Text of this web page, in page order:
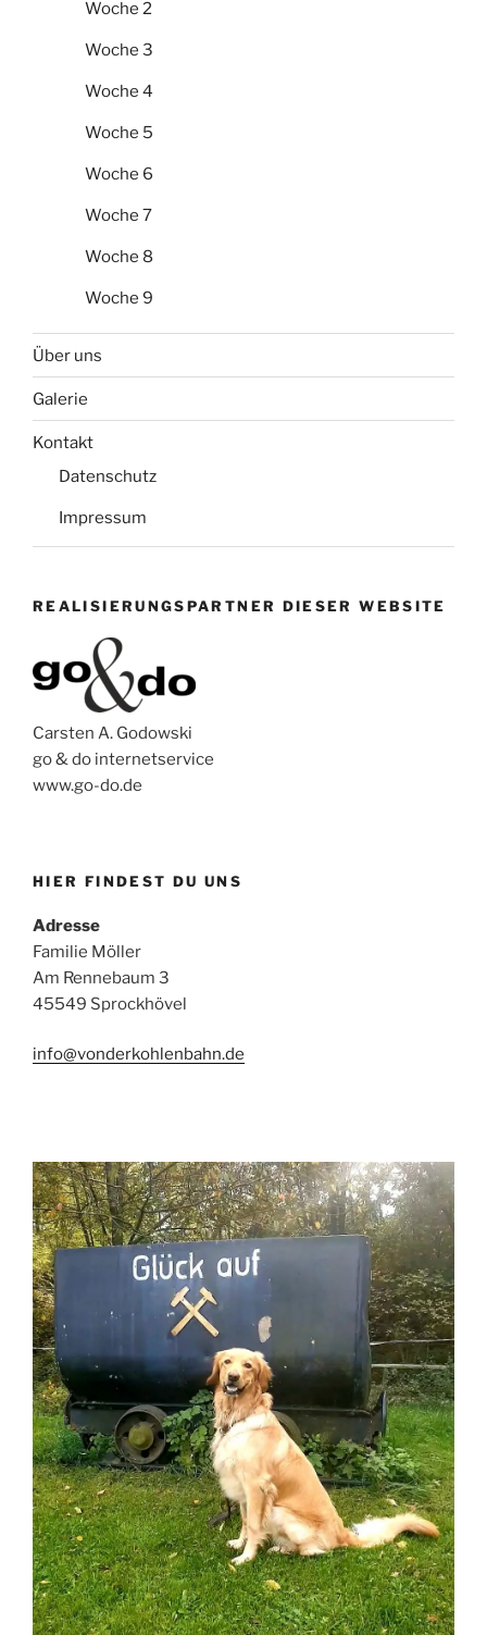
Woche 2
Woche 3
Woche 4
Woche 5
Woche 6
Woche 7
Woche 8
Woche 9
Über uns
Galerie
Kontakt
Datenschutz
Impressum
REALISIERUNGSPARTNER DIESER WEBSITE
Carsten A. Godowski
go & do internetservice
www.go-do.de
HIER FINDEST DU UNS
Adresse
Familie Möller
Am Rennebaum 3
45549 Sprockhövel
info@vonderkohlenbahn.de